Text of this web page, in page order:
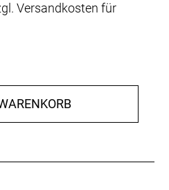
Versandkosten für